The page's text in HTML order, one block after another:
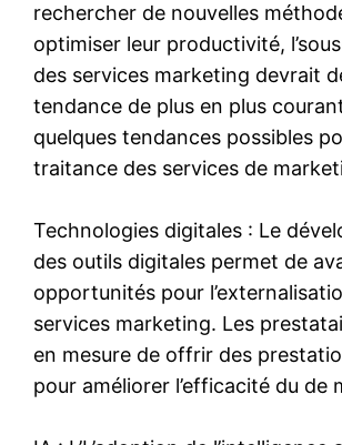
rechercher de nouvelles
optimiser leur productivité,
des services marketing devrait
tendance de plus en plus
quelques tendances possibles
traitance des services de
Technologies digitales : Le
des outils digitales permet de
opportunités pour
services marketing. Les
en mesure de offrir des
pour améliorer l’efficacité du de